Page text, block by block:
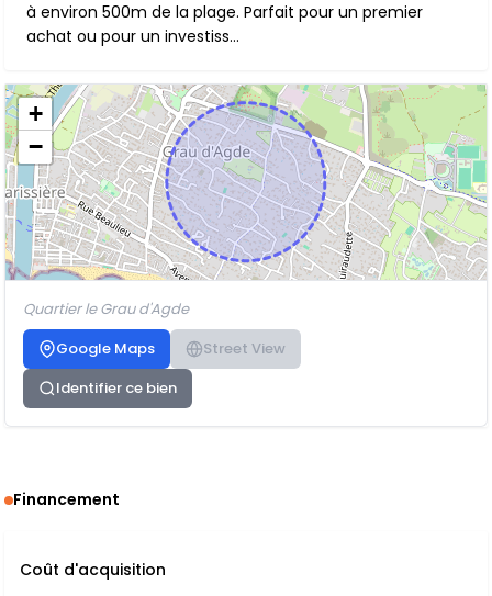
à environ 500m de la plage. Parfait pour un premier
achat ou pour un investiss...
+
−
Quartier le Grau d'Agde
Google Maps
Street View
Identifier ce bien
Financement
Coût d'acquisition